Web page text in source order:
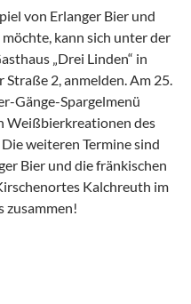
von Erlanger Bier und
kann sich unter der
„Drei Linden“ in
2, anmelden. Am 25.
Gänge-Spargelmenü
Weißbierkreationen des
weiteren Termine sind
Bier und die fränkischen
Kalchreuth im
zusammen!